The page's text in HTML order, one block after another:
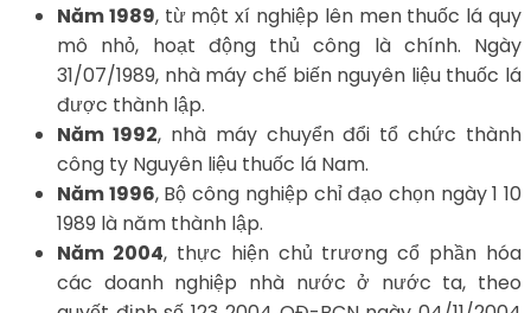
Năm 1989, từ một xí nghiệp lên men thuốc lá quy
mô nhỏ, hoạt động thủ công là chính. Ngày
31/07/1989, nhà máy chế biến nguyên liệu thuốc lá
được thành lập.
Năm 1992, nhà máy chuyển đổi tổ chức thành
công ty Nguyên liệu thuốc lá Nam.
Năm 1996, Bộ công nghiệp chỉ đạo chọn ngày 1 10
1989 là năm thành lập.
Năm 2004, thực hiện chủ trương cổ phần hóa
các doanh nghiệp nhà nước ở nước ta, theo